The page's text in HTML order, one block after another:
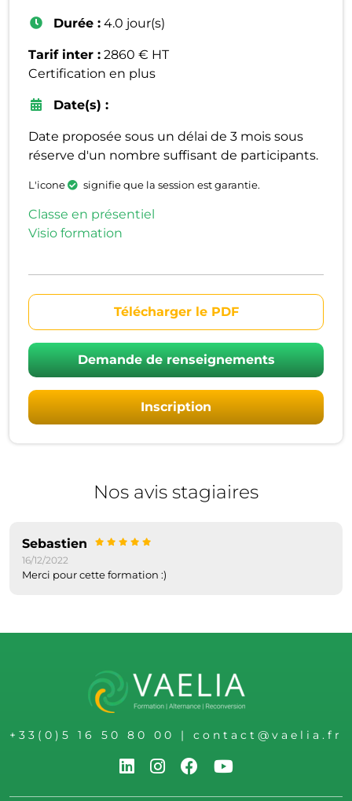
Durée : 4.0 jour(s)
Tarif inter : 2860 € HT
Certification en plus
Date(s) :
Date proposée sous un délai de 3 mois sous
réserve d'un nombre suffisant de participants.
L'icone signifie que la session est garantie.
Classe en présentiel
Visio formation
Télécharger le PDF
Demande de renseignements
Inscription
Nos avis stagiaires
Sebastien
16/12/2022
Merci pour cette formation :)
+33(0)5 16 50 80 00 | contact@vaelia.fr